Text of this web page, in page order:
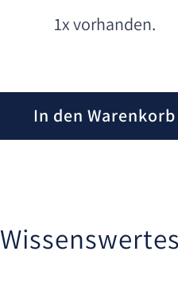
1x vorhanden.
In den Warenkorb